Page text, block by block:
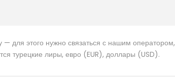
для этого нужно связаться с нашим оператором,
турецкие лиры, евро (EUR), доллары (USD).